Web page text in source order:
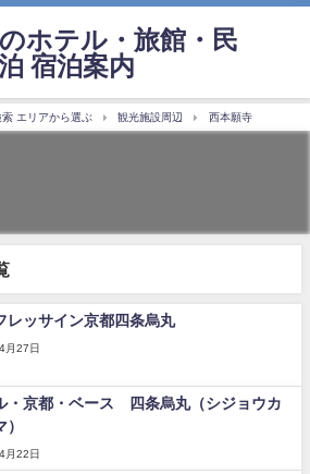
ホテル・旅館・民
宿泊案内
エリアから選ぶ 観光施設周辺 西本願寺
レッサイン京都四条烏丸
月27日
・京都・ベース 四条烏丸（シジョウカ
月22日